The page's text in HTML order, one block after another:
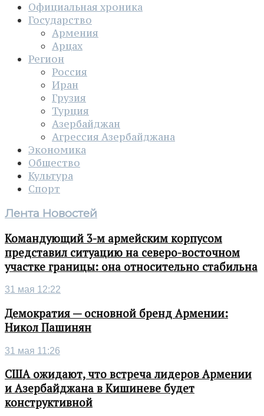
Официальная хроника
Государство
Армения
Арцах
Регион
Россия
Иран
Грузия
Турция
Азербайджан
Агрессия Азербайджана
Экономика
Общество
Культура
Спорт
Лента Новостей
Командующий 3-м армейским корпусом
представил ситуацию на северо-восточном
участке границы: она относительно стабильна
31 мая 12:22
Демократия — основной бренд Армении:
Никол Пашинян
31 мая 11:26
США ожидают, что встреча лидеров Армении
и Азербайджана в Кишиневе будет
конструктивной